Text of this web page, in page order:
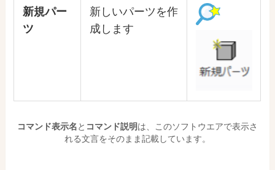
新規パー
ツ
新しいパーツを作
成します
コマンド表示名と コマンド説明は、このソフトウエアで表示さ
れる文言をそのまま記載しています。